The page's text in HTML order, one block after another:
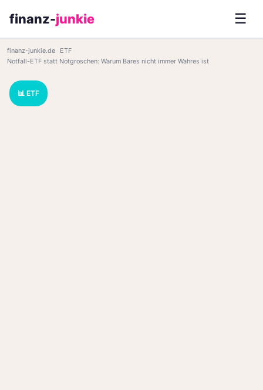
finanz-junkie ☰
finanz-junkie.de ETF
Notfall-ETF statt Notgroschen: Warum Bares nicht immer Wahres ist
📊 ETF